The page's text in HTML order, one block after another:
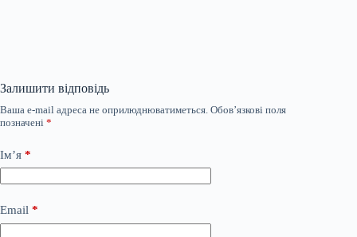
Залишити відповідь
Ваша e-mail адреса не оприлюднюватиметься. Обов’язкові поля
позначені *
Ім’я *
Email *